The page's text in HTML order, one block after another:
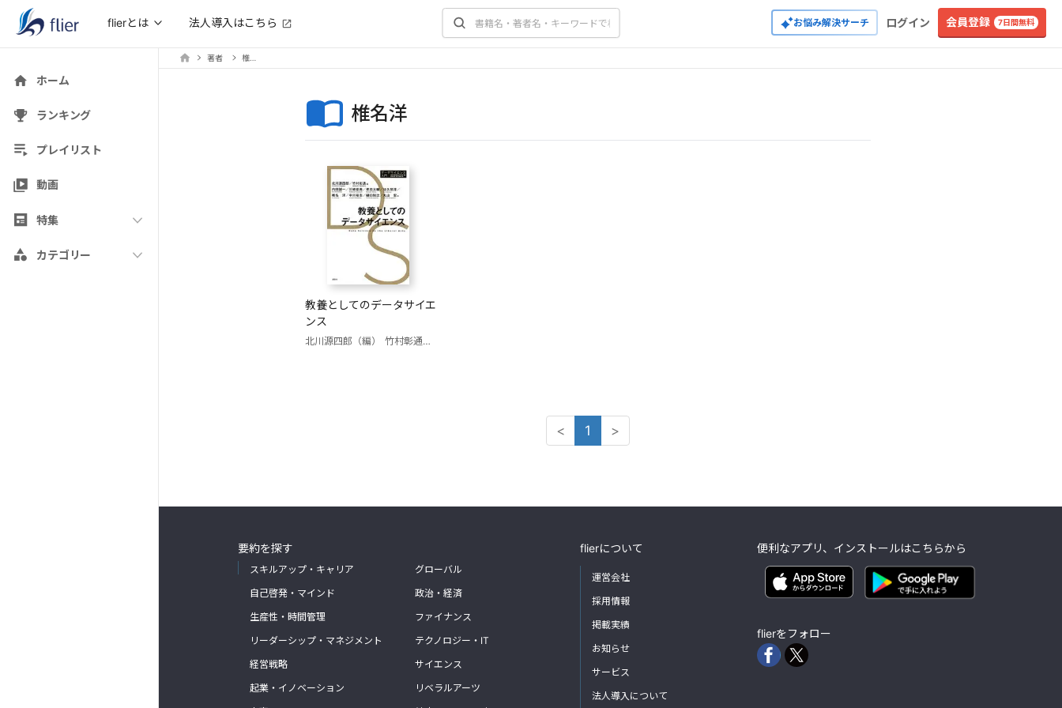
flierとは 法人導入はこちら お悩み解決サーチ ログイン 会員登録 7日間無料
ホーム
ランキング
プレイリスト
動画
特集
カテゴリー
著者
椎名洋
教養としてのデータサイエ
ンス
北川源四郎（編） 竹村彰通（編）
< 1 >
要約を探す
スキルアップ・キャリア
自己啓発・マインド
生産性・時間管理
リーダーシップ・マネジメント
経営戦略
起業・イノベーション
グローバル
政治・経済
ファイナンス
テクノロジー・IT
サイエンス
リベラルアーツ
flierについて
運営会社
採用情報
掲載実績
お知らせ
サービス
法人導入について
便利なアプリ、インストールはこちらから
flierをフォロー